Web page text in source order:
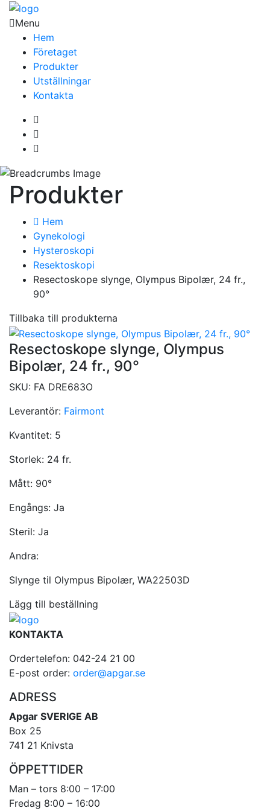
Menu
Hem
Företaget
Produkter
Utställningar
Kontakta
Produkter
Hem
Gynekologi
Hysteroskopi
Resektoskopi
Resectoskope slynge, Olympus Bipolær, 24 fr.,
90°
Tillbaka till produkterna
Resectoskope slynge, Olympus
Bipolær, 24 fr., 90°
SKU: FA DRE683O
Leverantör: Fairmont
Kvantitet: 5
Storlek: 24 fr.
Mått: 90°
Engångs: Ja
Steril: Ja
Andra:
Slynge til Olympus Bipolær, WA22503D
Lägg till beställning
KONTAKTA
Ordertelefon: 042-24 21 00
E-post order: order@apgar.se
ADRESS
Apgar SVERIGE AB
Box 25
741 21 Knivsta
ÖPPETTIDER
Man – tors 8:00 – 17:00
Fredag 8:00 – 16:00